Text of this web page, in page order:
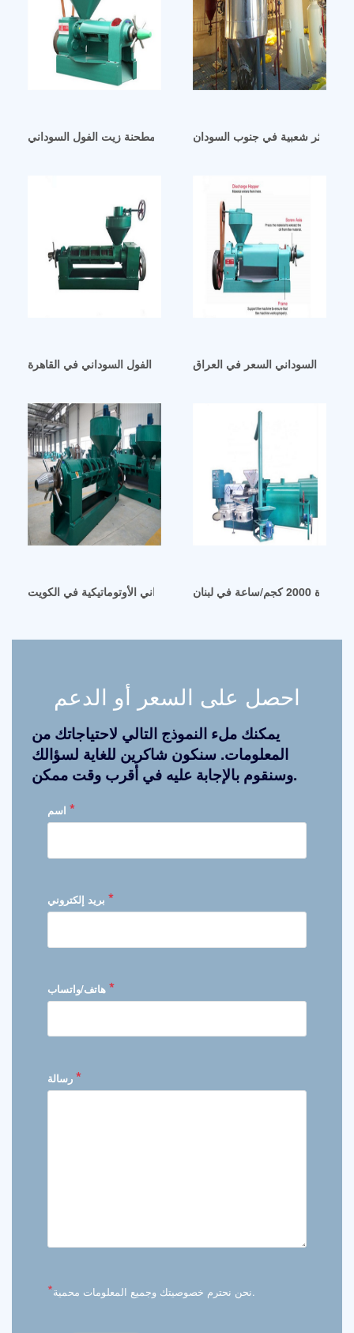
آلة مطحنة زيت الفول السوداني القاهرة آلة مطحنة زيت الفول السوداني
الأكثر شعبية في جنوب السودان
آلة استخراج زيت الفول السوداني الفول السوداني في القاهرة
الفول السوداني السعر في العراق
ماكينة استخلاص زيت الفول السوداني الأوتوماتيكية في الكويت في لبنان
احصل على السعر أو الدعم
يمكنك ملء النموذج التالي لاحتياجاتك من
المعلومات. سنكون شاكرين للغاية لسؤالك
وسنقوم بالإجابة عليه في أقرب وقت ممكن.
*
*
*
*
* نحن نحترم خصوصيتك وجميع المعلومات محمية.